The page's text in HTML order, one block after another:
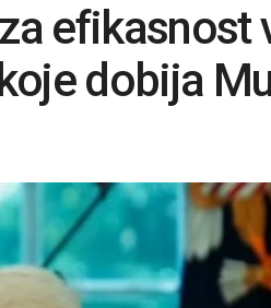
efikasnost
dobija